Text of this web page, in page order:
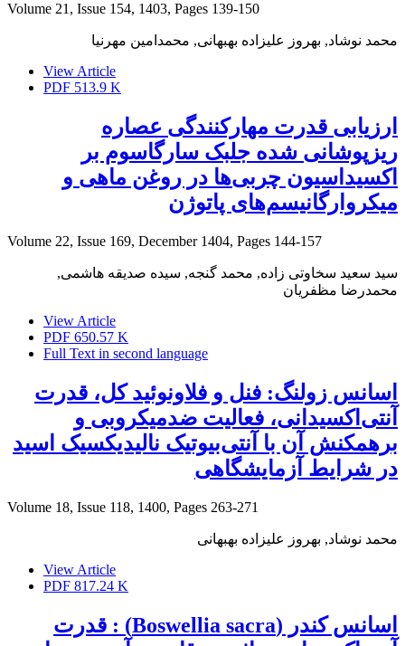
Volume 21, Issue 154, 1403, Pages 139-150
محمد نوشاد, بهروز علیزاده بهبهانی, محمدامین مهرنیا
View Article
PDF 513.9 K
ارزیابی قدرت مهارکنندگی عصاره
ریزپوشانی شده جلبک سارگاسوم بر
اکسیداسیون چربی‌ها در روغن ماهی و
میکروارگانیسم‌های پاتوژن
Volume 22, Issue 169, December 1404, Pages 144-157
سید سعید سخاوتی زاده, محمد گنجه, سیده صدیقه هاشمی,
محمدرضا مظفریان
View Article
PDF 650.57 K
Full Text in second language
اسانس زولنگ: فنل و فلاونوئید کل، قدرت
آنتی‌اکسیدانی، فعالیت ضدمیکروبی و
برهمکنش آن با آنتی‌بیوتیک نالیدیکسیک اسید
در شرایط آزمایشگاهی
Volume 18, Issue 118, 1400, Pages 263-271
محمد نوشاد, بهروز علیزاده بهبهانی
View Article
PDF 817.24 K
اسانس کندر (Boswellia sacra) : قدرت